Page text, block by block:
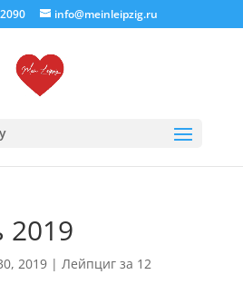
info@meinleipzig.ru
2019
2019| Лейпциг за 12